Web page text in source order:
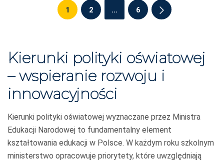
1 2 … 6
Kierunki polityki oświatowej
– wspieranie rozwoju i
innowacyjności
Kierunki polityki oświatowej wyznaczane przez Ministra
Edukacji Narodowej to fundamentalny element
kształtowania edukacji w Polsce. W każdym roku szkolnym
ministerstwo opracowuje priorytety, które uwzględniają